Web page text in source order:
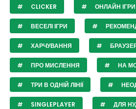
CLICKER ОНЛАЙН ІГРИ
ВЕСЕЛІ ІГРИ
ХАРЧУВАННЯ
ПРО МИСЛЕННЯ НА
ТРИ В ОДНІЙ ЛІНІЇ
SINGLEPLAYER ДЛЯ